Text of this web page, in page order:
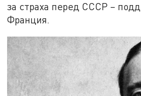
за страха перед СССР –
Франция.